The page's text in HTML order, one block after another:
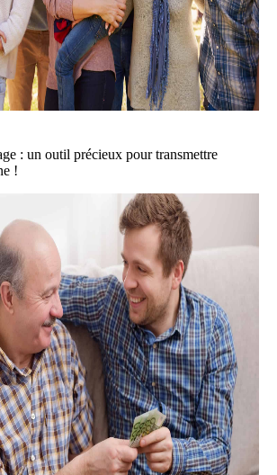
: un outil précieux pour transmettre
!